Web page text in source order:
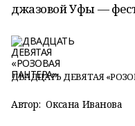
джазовой Уфы —
ДВАДЦАТЬ ДЕВЯТАЯ
Автор: Оксана Иванова